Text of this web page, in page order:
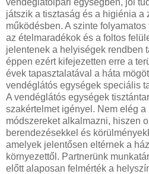
játszik a tisztaság és a higiénia a
működésben. A szinte
az ételmaradékok és a foltos
jelentenek a helyiségek rendben
éppen ezért kifejezetten erre a
évek tapasztalatával a háta
vendéglátós egységek speciális
A vendéglátós egységek
szakértelmet igényel. Nem elég
módszereket alkalmazni, hiszen
berendezésekkel és
amelyek jelentősen eltérnek a
környezettől. Partnerünk
előtt alaposan felmérték a